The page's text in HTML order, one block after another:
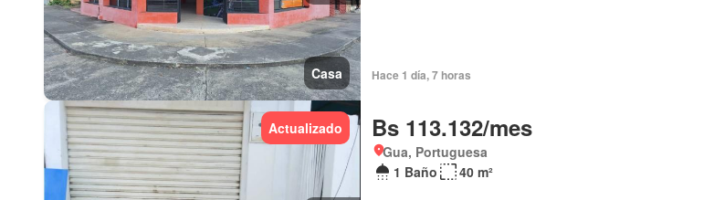
Casa Hace 1 día, 7 horas
Actualizado Bs 113.132/mes
Gua, Portuguesa
1 Baño
40 m²